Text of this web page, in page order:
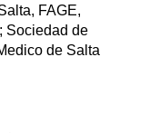
FAGE,
Sociedad de
de Salta